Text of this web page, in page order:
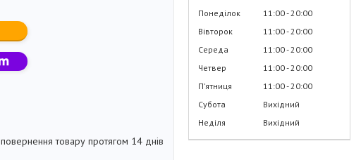
повернення товару протягом 14 днів
Понеділок 11:00 20:00
Вівторок
11:00 20:00
Середа
11:00 20:00
Четвер
11:00 20:00
Пʼятниця
11:00 20:00
Субота
Вихідний
Неділя
Вихідний